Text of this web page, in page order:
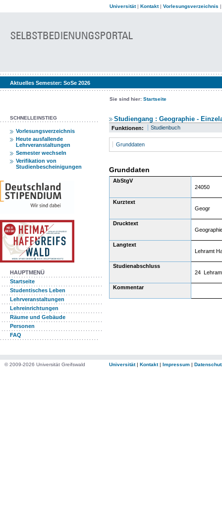
Universität| Kontakt| Vorlesungsverzeichnis
Aktuelles Semester: SoSe 2026
Sie sind hier: Startseite
SCHNELLEINSTIEG
Vorlesungsverzeichnis
Heute ausfallende
Lehrveranstaltungen
Semester wechseln
Verifikation von
Studienbescheinigungen
HAUPTMENÜ
Startseite
Studentisches Leben
Lehrveranstaltungen
Lehreinrichtungen
Räume und Gebäude
Personen
FAQ
Studiengang : Geographie -
Funktionen: Studienbuch
Grunddaten
Grunddaten
AbStgV
24050
Kurztext
Geogr
Drucktext
Langtext
Lehramt
Studienabschluss
24
Kommentar
© 2009-2026 Universität Greifswald Universität| Kontakt| Impressum |